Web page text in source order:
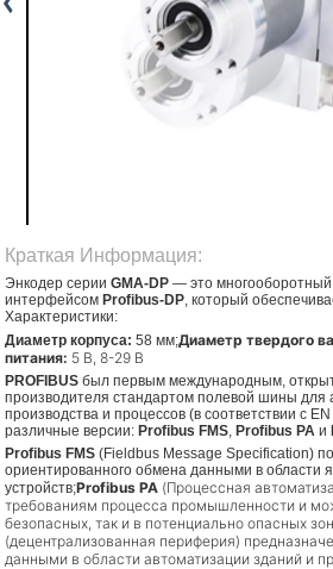
Краткая Информация:
Энкодер серииGMA-DP — это
интерфейсомProfibus-DP , который
Характеристики:
Диаметр корпуса: 58 мм;Диаметр твердого
питания: 5 В, 8-29 В
PROFIBUS был первым международным,
производителя стандартом полевой шины для
производства и процессов (в соответствии с
различные версии:Profibus FMS ,Profibus PA и
Profibus FMS (Fieldbus Message Specification)
ориентированного обмена данными в области
устройств;Profibus PA (Процессная
требованиям процесса промышленности и
безопасных, так и в потенциально опасных
(децентрализованная периферия)
данными в области автоматизации зданий и